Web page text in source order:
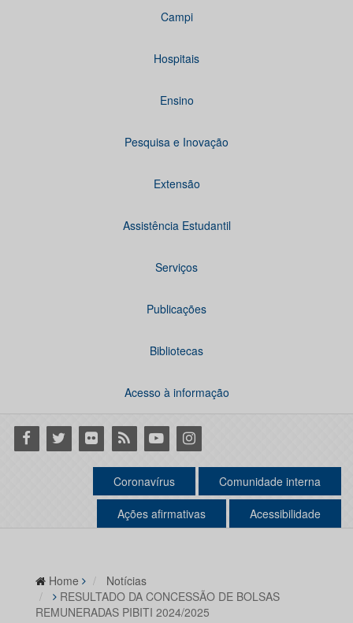
Campi
Hospitais
Ensino
Pesquisa e Inovação
Extensão
Assistência Estudantil
Serviços
Publicações
Bibliotecas
Acesso à informação
Facebook
Twitter Flickr RSS YoutubeInstagram
Coronavírus Comunidade interna
Ações afirmativas Acessibilidade
Home
Notícias
RESULTADO DA CONCESSÃO DE BOLSAS
REMUNERADAS PIBITI 2024/2025